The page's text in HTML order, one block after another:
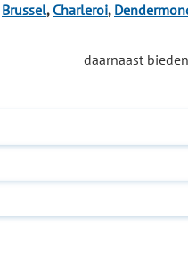
Brussel, Charleroi,
daarnaast